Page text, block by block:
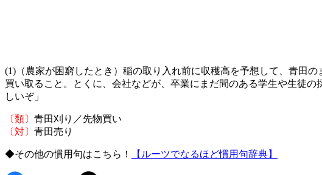
(1)（農家が困窮したとき）稲の取り入れ前に収穫高を予想して、青田
買い取ること。とくに、会社などが、卒業にまだ間のある学生や生徒
しいぞ」
〔類〕 青田刈り／先物買い
〔対〕 青田売り
◆その他の慣用句はこちら！ 【ルーツでなるほど慣用句辞典】